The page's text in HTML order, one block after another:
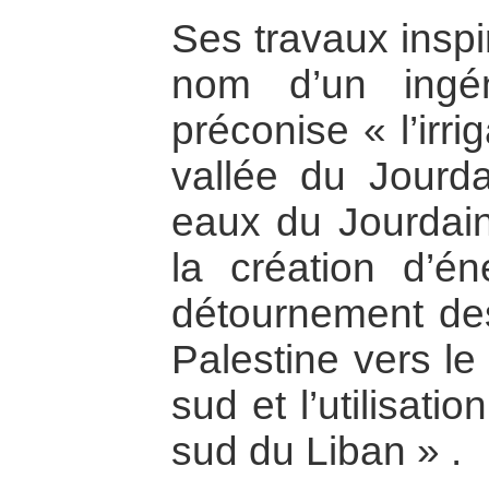
Ses travaux
nom d’un
préconise «
vallée du
eaux du
la création
détournement
Palestine vers
sud et
sud du Liban » .